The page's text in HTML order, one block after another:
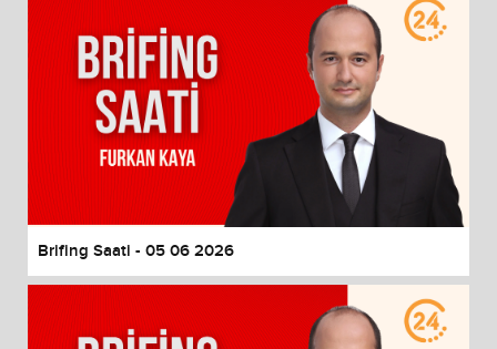
Brifing Saati - 05 06 2026